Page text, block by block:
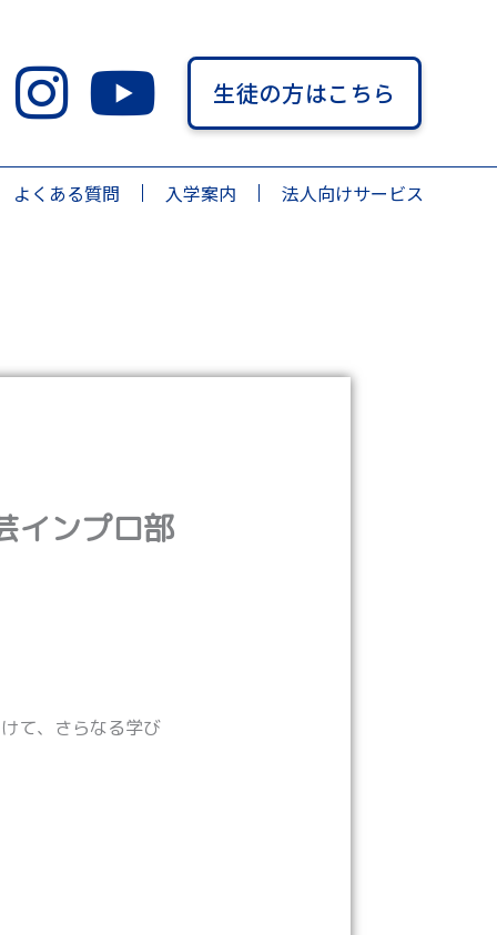
生徒の方はこちら
よくある質問 入学案内 法人向けサービス
インプロ部
て、さらなる学び